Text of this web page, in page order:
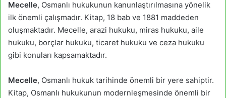
Mecelle, Osmanlı hukukunun kanunlaştırılmasına yönelik
ilk önemli çalışmadır. Kitap, 18 bab ve 1881 maddeden
oluşmaktadır. Mecelle, arazi hukuku, miras hukuku, aile
hukuku, borçlar hukuku, ticaret hukuku ve ceza hukuku
gibi konuları kapsamaktadır.
Mecelle, Osmanlı hukuk tarihinde önemli bir yere sahiptir.
Kitap, Osmanlı hukukunun modernleşmesinde önemli bir